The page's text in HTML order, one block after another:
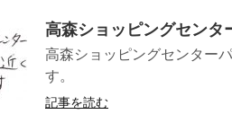
高森ショッピングセンタ
高森ショッピングセンター
す。 （長
記事を読む